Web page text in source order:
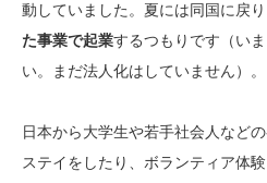
動していました。夏には同国に戻り
た事業で起業するつもりです（い
い。まだ法人化はしていません）。
日本から大学生や若手社会人など
ステイをしたり、ボランティア体